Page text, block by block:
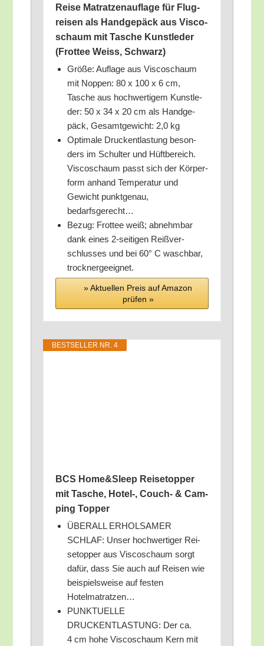
Rei­se Matrat­zen­auf­la­ge für Flug­
rei­sen als Hand­ge­päck aus Vis­co­
schaum mit Tasche Kunst­le­der
(Frot­tee Weiss, Schwarz)
Grö­ße: Auf­la­ge aus Vis­co­schaum
mit Nop­pen: 80 x 100 x 6 cm,
Tasche aus hoch­wer­ti­gem Kunst­le­
der: 50 x 34 x 20 cm als Hand­ge­
päck, Gesamt­ge­wicht: 2,0 kg
Opti­ma­le Druck­ent­las­tung beson­
ders im Schul­ter und Hüft­be­reich.
Vis­co­schaum passt sich der Kör­per­
form anhand Tem­pe­ra­tur und
Gewicht punkt­ge­nau,
bedarfsgerecht…
Bezug: Frot­tee weiß; abnehm­bar
dank eines 2‑seitigen Reiß­ver­
schlus­ses und bei 60° C wasch­bar,
trocknergeeignet.
» Aktu­el­len Preis auf Ama­zon
prü­fen »
BEST­SEL­LER NR. 4
BCS Home&Sleep Rei­se­top­per
mit Tasche, Hotel‑, Couch- & Cam­
ping Topper
ÜBERALL ERHOLSAMER
SCHLAF: Unser hoch­wer­ti­ger Rei­
se­top­per aus Vis­co­schaum sorgt
dafür, dass Sie auch auf Rei­sen wie
bei­spiels­wei­se auf fes­ten
Hotelmatratzen…
PUNKTUELLE
DRUCKENTLASTUNG: Der ca.
4 cm hohe Vis­co­schaum Kern mit